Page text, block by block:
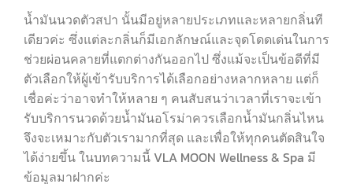
น้ำมันนวดตัวสปา นั้นมีอยู่หลายประเภทและหลายกลิ่นที
เดียวค่ะ ซึ่งแต่ละกลิ่นก็มีเอกลักษณ์และจุดโดดเด่นในการ
ช่วยผ่อนคลายที่แตกต่างกันออกไป ซึ่งแม้จะเป็นข้อดีที่มี
ตัวเลือกให้ผู้เข้ารับบริการได้เลือกอย่างหลากหลาย แต่ก็
เชื่อค่ะว่าอาจทำให้หลาย ๆ คนสับสนว่าเวลาที่เราจะเข้า
รับบริการนวดด้วยน้ำมันอโรม่าควรเลือกน้ำมันกลิ่นไหน
จึงจะเหมาะกับตัวเรามากที่สุด และเพื่อให้ทุกคนตัดสินใจ
ได้ง่ายขึ้น ในบทความนี้ VLA MOON Wellness & Spa มี
ข้อมูลมาฝากค่ะ